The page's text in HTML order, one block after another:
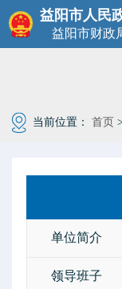
益阳市人民
益阳市财政
当前位置： 首页 >
单位简介
领导班子